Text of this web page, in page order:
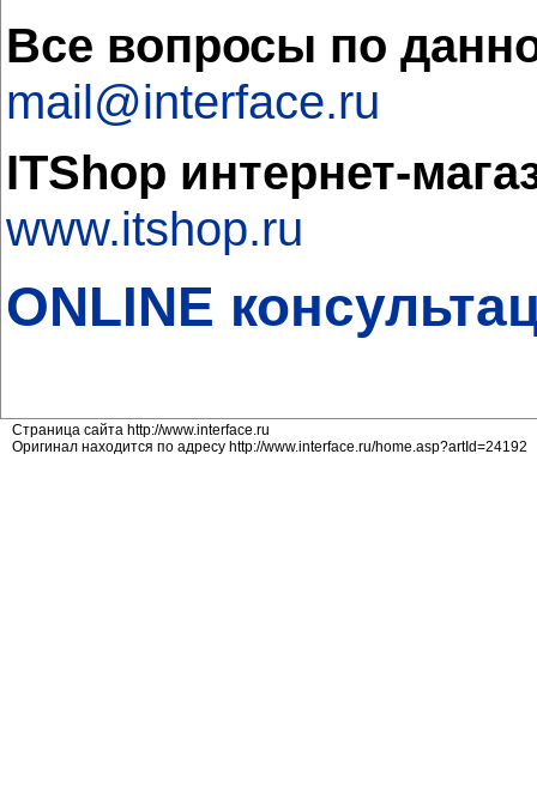
Все вопросы по
mail@interface.ru
ITShop интернет-
www.itshop.ru
ONLINE
Страница сайта http://www.interface.ru
Оригинал находится по адресу http://www.interface.ru/home.asp?artId=24192